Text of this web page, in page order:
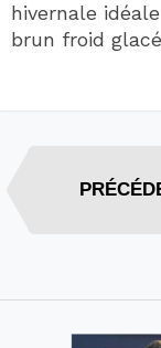
hivernale
brun froid